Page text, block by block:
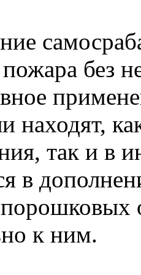
без
находят,
так и в
в
к ним.